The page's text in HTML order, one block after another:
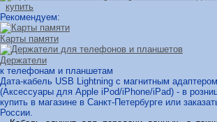
купить
Рекомендуем:
Карты памяти
Держатели
к телефонам и планшетам
Дата-кабель USB Lightning с магнитным
(Аксессуары для Apple iPod/iPhone/iPad) - в
купить в магазине в Санкт-Петербурге или
России.